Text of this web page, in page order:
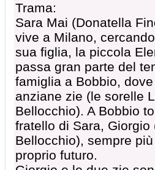
Trama:
Sara Mai (Donatella
vive a Milano,
sua figlia, la piccola
passa gran parte del
famiglia a Bobbio,
anziane zie (le sorelle
Bellocchio). A Bobbio
fratello di Sara, Giorgio
Bellocchio), sempre
proprio futuro.